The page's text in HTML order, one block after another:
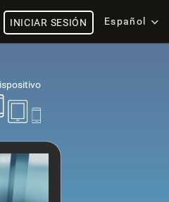
Español
INICIAR SESIÓN